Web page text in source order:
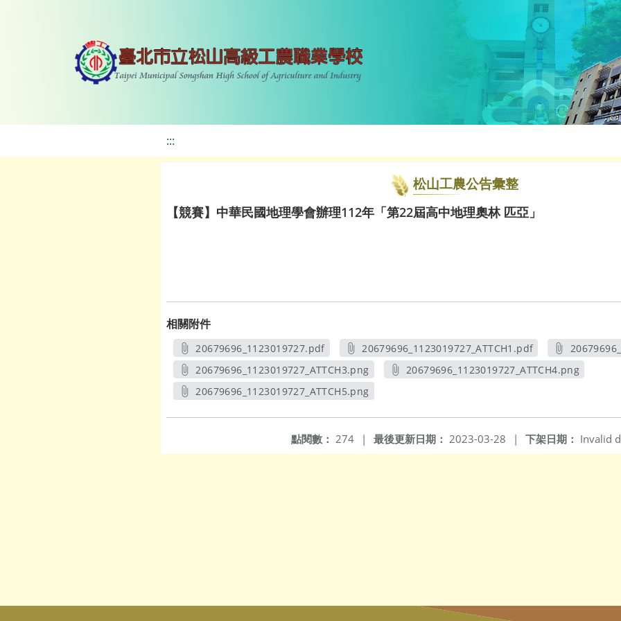
:::
松山工農公告彙整
【競賽】中華民國地理學會辦理112年「第22屆高中地理奧林 匹亞」
相關附件
20679696_1123019727.pdf
另開新視窗
20679696_1123019727_ATTCH1.pdf
另開新視窗
20679696_1123019727_ATTCH3.png
另開新視窗
20679696_1123019727_ATTCH4.png
20679696_1123019727_ATTCH5.png
下架日期： Invalid
最後更新日期： 2023-03-28 |
點閱數： 274 |